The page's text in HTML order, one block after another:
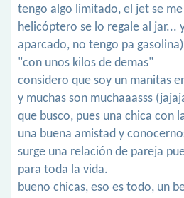
tengo algo limitado, el jet se
helicóptero se lo regale al jar...
aparcado, no tengo pa
"con unos kilos de demas"
considero que soy un manitas
y muchas son muchaaasss
que busco, pues una chica con
una buena amistad y
surge una relación de pareja
para toda la vida.
bueno chicas, eso es todo, un